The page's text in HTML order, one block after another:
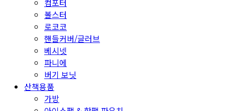
볼스터
로코코
핸들커버/글러브
베시넷
파니에
버기 보닛
산책용품
가방